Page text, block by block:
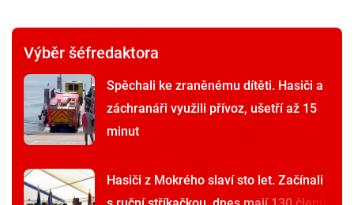
Výběr šéfredaktora
Spěchali ke zraněnému dítěti. Hasiči a
záchranáři využili přívoz, ušetří až 15
minut
Hasiči z Mokrého slaví sto let. Začínali